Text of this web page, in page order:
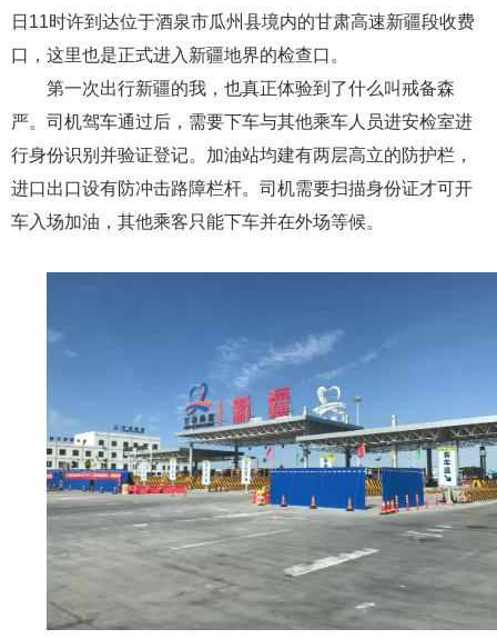
日11时许到达位于酒泉市瓜州县境内的甘肃高速新疆段收费
口，这里也是正式进入新疆地界的检查口。
第一次出行新疆的我，也真正体验到了什么叫戒备森
严。司机驾车通过后，需要下车与其他乘车人员进安检室进
行身份识别并验证登记。加油站均建有两层高立的防护栏，
进口出口设有防冲击路障栏杆。司机需要扫描身份证才可开
车入场加油，其他乘客只能下车并在外场等候。